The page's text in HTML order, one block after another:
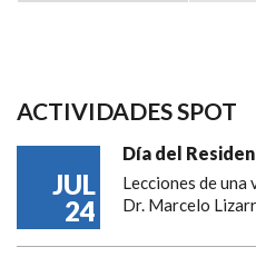
ACTIVIDADES SPOT
JUL
24
Día del
Lecciones de
Dr. Marcelo